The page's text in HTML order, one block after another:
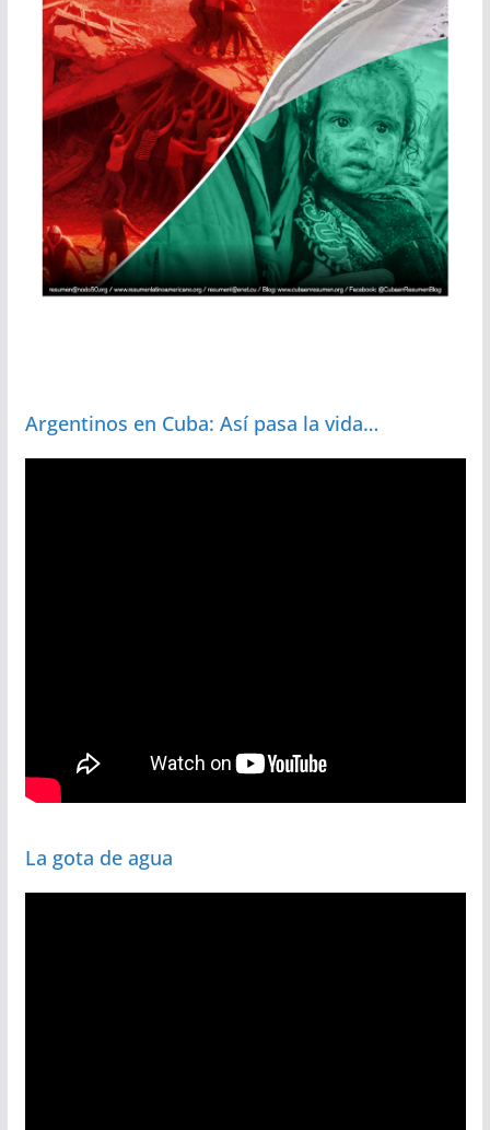
Argentinos en Cuba: Así pasa la vida…
La gota de agua